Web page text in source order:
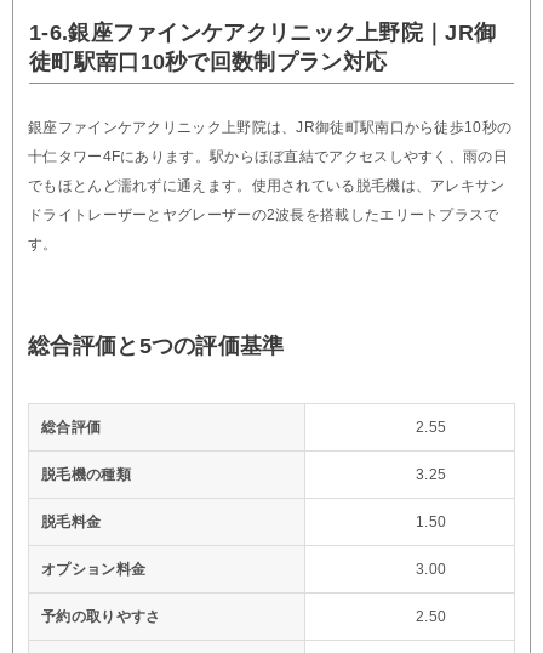
1-6.銀座ファインケアクリニック上野院｜JR御
徒町駅南口10秒で回数制プラン対応
銀座ファインケアクリニック上野院は、JR御徒町駅南口から徒歩10秒の
十仁タワー4Fにあります。駅からほぼ直結でアクセスしやすく、雨の日
でもほとんど濡れずに通えます。使用されている脱毛機は、アレキサン
ドライトレーザーとヤグレーザーの2波長を搭載したエリートプラスで
す。
総合評価と5つの評価基準
総合評価 2.55
脱毛機の種類 3.25
脱毛料金 1.50
オプション料金 3.00
予約の取りやすさ 2.50